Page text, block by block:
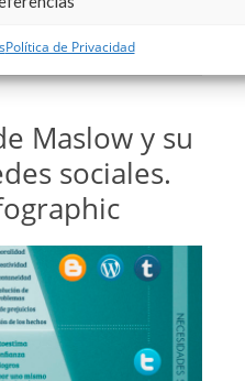
Política de Privacidad
Maslow y su
sociales.